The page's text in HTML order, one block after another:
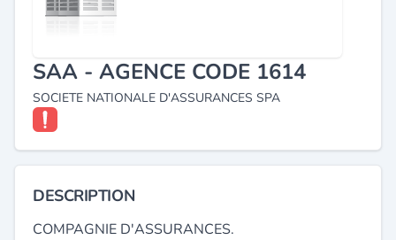
SAA - AGENCE CODE 1614
SOCIETE NATIONALE D'ASSURANCES SPA
DESCRIPTION
COMPAGNIE D'ASSURANCES.